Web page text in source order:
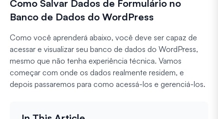
Como Salvar Dados de Formulário no
Banco de Dados do WordPress
Como você aprenderá abaixo, você deve ser capaz de
acessar e visualizar seu banco de dados do WordPress,
mesmo que não tenha experiência técnica. Vamos
começar com onde os dados realmente residem, e
depois passaremos para como acessá-los e gerenciá-los.